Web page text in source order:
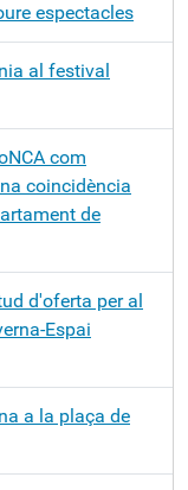
espectacles
al festival
com
coincidència
de
d'oferta per al
Espai
a la plaça de